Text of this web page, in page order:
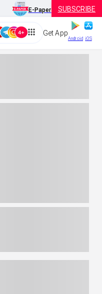
E-Paper SUBSCRIBE
Get App
Android iOS